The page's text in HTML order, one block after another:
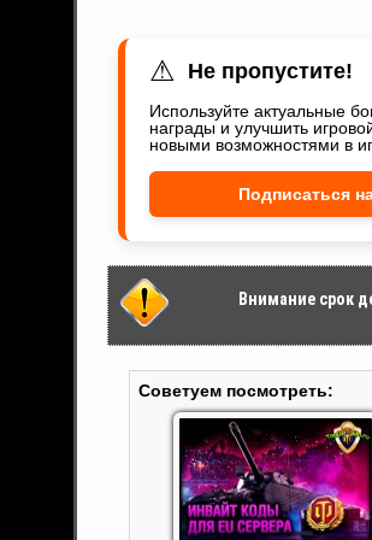
⚠ Не пропустите!
Используйте актуальные
награды и улучшить
новыми возможностями в
Подписаться
Внимание срок
Советуем посмотреть: